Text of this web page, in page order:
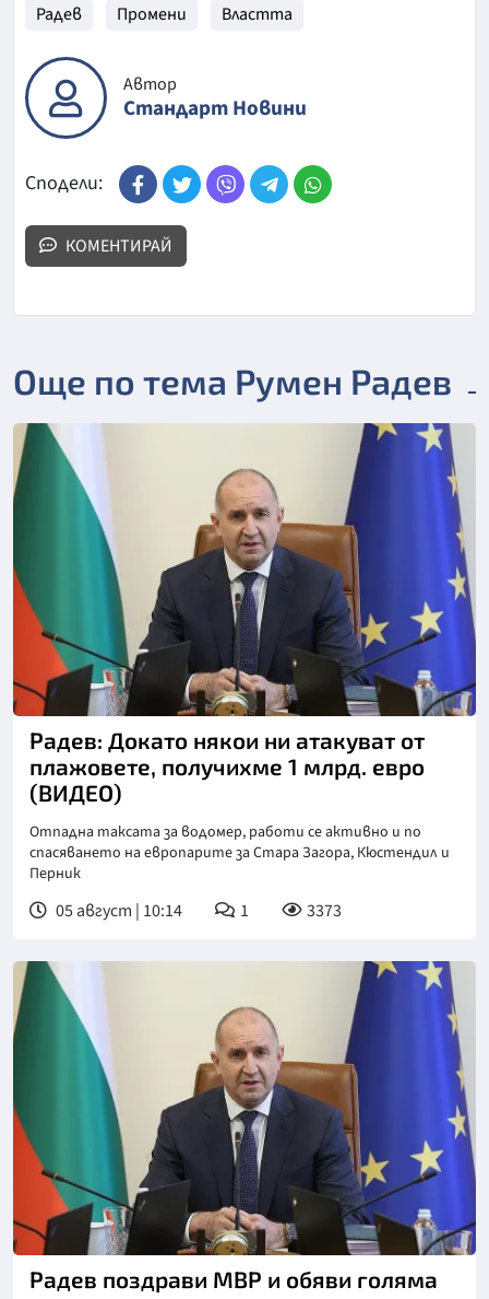
Радев
Промени Властта
Автор
Стандарт Новини
Сподели:
КОМЕНТИРАЙ
Още по тема Румен Радев
Снимка: БТА
Радев: Докато някои ни атакуват от
плажовете, получихме 1 млрд. евро
(ВИДЕО)
Отпадна таксата за водомер, работи се активно и по
спасяването на европарите за Стара Загора, Кюстендил и
Перник
05 август | 10:14 1 3373
Снимка: БТА
Радев поздрави МВР и обяви голяма